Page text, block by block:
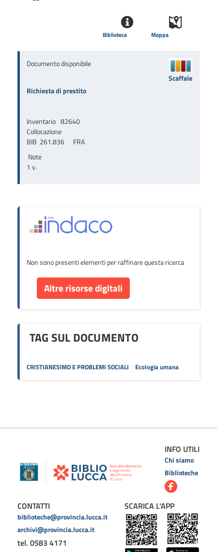
Mappa
Biblioteca
Documento disponibile
Richiesta di prestito
Inventario 82640
Collocazione
BIB  261.836      FRA
Note
1 v.
Scaffale
Non sono presenti elementi per raffinare questa ricerca
Altre risorse digitali
TAG SUL DOCUMENTO
CRISTIANESIMO E PROBLEMI SOCIALI Ecologia umana
INFO UTILI
Chi siamo
Biblioteche
CONTATTI
biblioteche@provincia.lucca.it
archivi@provincia.lucca.it
tel. 0583 4171
SCARICA L'APP